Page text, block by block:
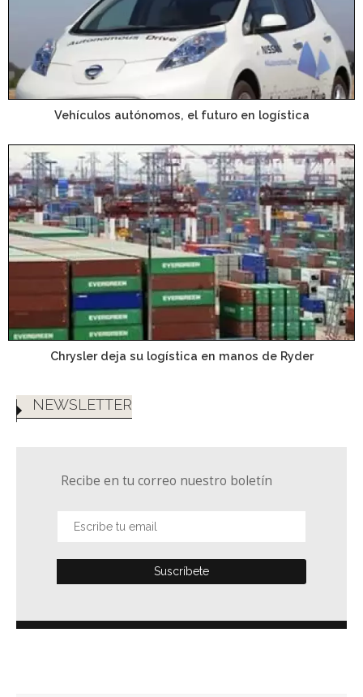
Vehículos autónomos, el futuro en logística
Chrysler deja su logística en manos de Ryder
NEWSLETTER
Recibe en tu correo nuestro boletín